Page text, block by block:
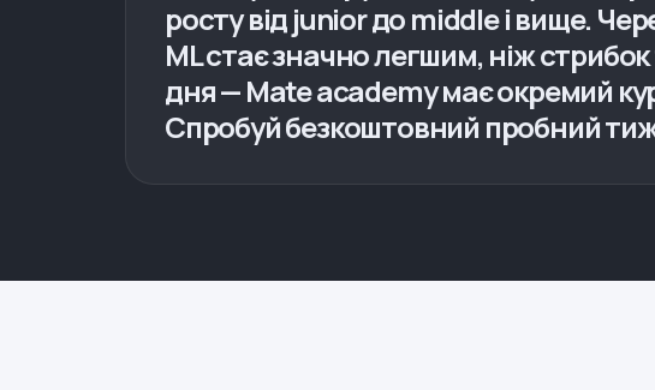
росту від junior до middle і вище.
ML стає значно легшим, ніж
дня — Mate academy має окремий
Спробуй безкоштовний пробний